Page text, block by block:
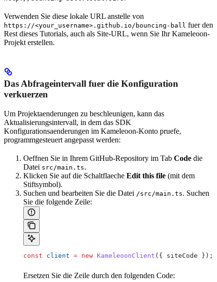
Verwenden Sie diese lokale URL anstelle von
https://<your_username>.github.io/bouncing-ball fuer den
Rest dieses Tutorials, auch als Site-URL, wenn Sie Ihr Kameleoon-
Projekt erstellen.
Das Abfrageintervall fuer die Konfiguration
verkuerzen
Um Projektaenderungen zu beschleunigen, kann das
Aktualisierungsintervall, in dem das SDK
Konfigurationsaenderungen im Kameleoon-Konto pruefe,
programmgesteuert angepasst werden:
Oeffnen Sie in Ihrem GitHub-Repository im Tab Code die
Datei src/main.ts.
Klicken Sie auf die Schaltflaeche Edit this file (mit dem
Stiftsymbol).
Suchen und bearbeiten Sie die Datei /src/main.ts. Suchen
Sie die folgende Zeile:
const client = new KameleoonClient ({ siteCode });
Ersetzen Sie die Zeile durch den folgenden Code: